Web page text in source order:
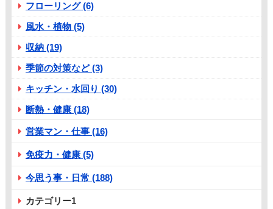
フローリング (6)
風水・植物 (5)
収納 (19)
季節の対策など (3)
キッチン・水回り (30)
断熱・健康 (18)
営業マン・仕事 (16)
免疫力・健康 (5)
今思う事・日常 (188)
カテゴリー1